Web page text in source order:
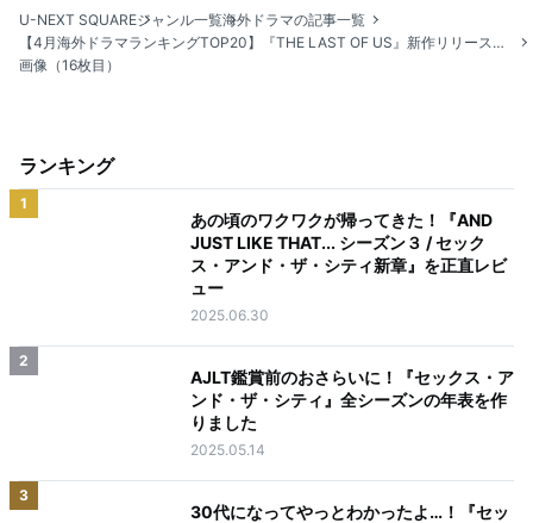
U-NEXT SQUAREジャンル一覧海外ドラマの記事一覧
【4月海外ドラマランキングTOP20】『THE LAST OF US』新作リリースに合わせてTOP2を独占
画像（16枚目）
ランキング
1
あの頃のワクワクが帰ってきた！『AND
JUST LIKE THAT... シーズン３ / セック
ス・アンド・ザ・シティ新章』を正直レビ
ュー
2025.06.30
2
AJLT鑑賞前のおさらいに！『セックス・ア
ンド・ザ・シティ』全シーズンの年表を作
りました
2025.05.14
3
30代になってやっとわかったよ…！『セッ